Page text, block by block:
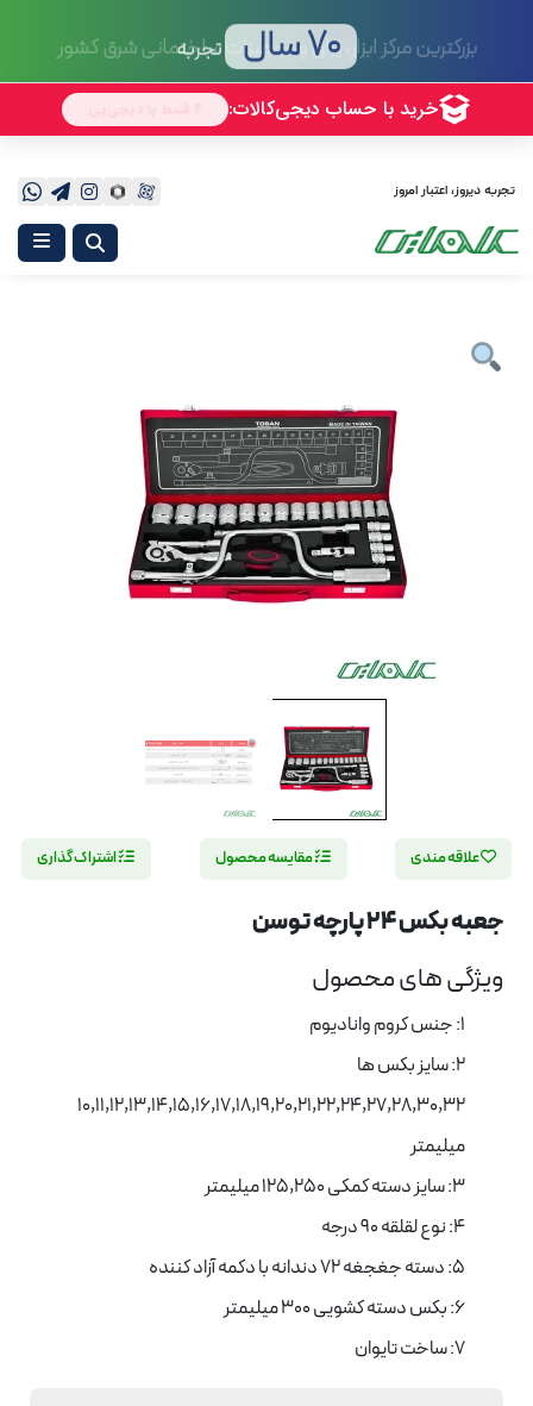
70 سال تجربه
تجربه دیروز، اعتبار امروز
علاقه مندی مقایسه محصول اشتراک گذاری
جعبه بکس 24 پارچه توسن
ویژگی های محصول
1: جنس کروم وانادیوم
2: سایز بکس ها
۱۰,۱۱,۱۲,۱۳,۱۴,۱۵,۱۶,۱۷,۱۸,۱۹,۲۰,۲۱,۲۲,۲۴,۲۷,۲۸,۳۰,۳۲
میلیمتر
3: سایز دسته کمکی ۱۲۵,۲۵۰ میلیمتر
4: نوع لقلقه ۹۰ درجه
5: دسته جغجغه ۷۲ دندانه با دکمه آزاد کننده
6: بکس دسته کشویی ۳۰۰ میلیمتر
7: ساخت تایوان